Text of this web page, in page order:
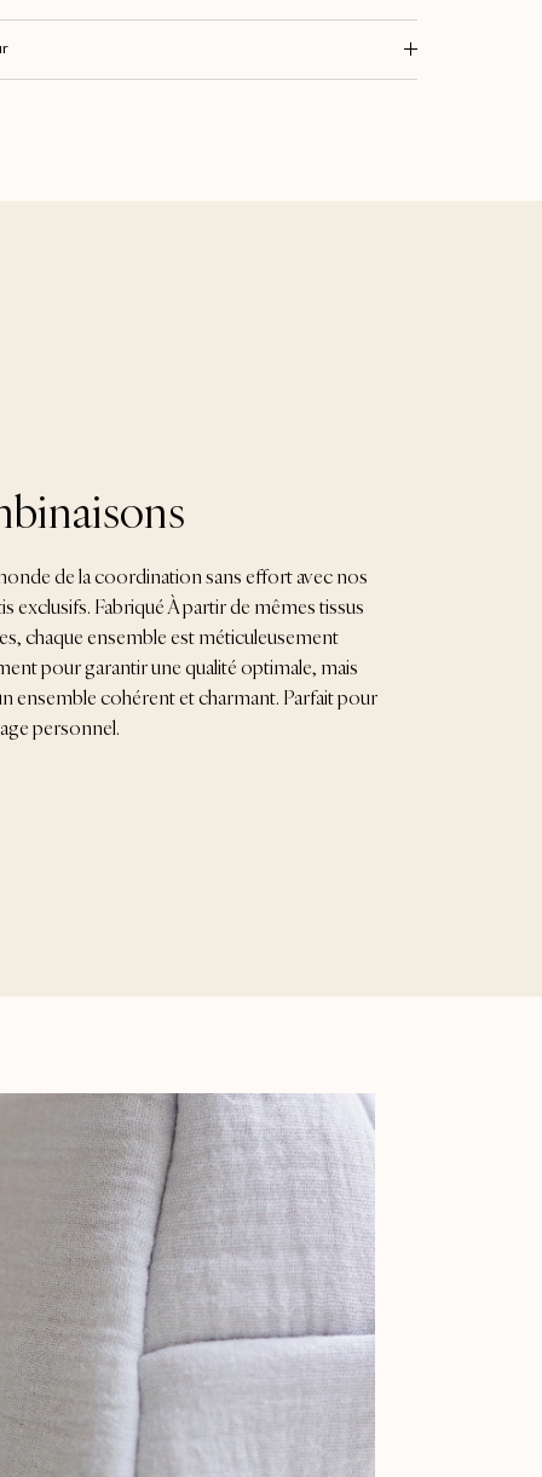
de la coordination sans effort avec nos
exclusifs. Fabriqué À partir de mêmes tissus
chaque ensemble est méticuleusement
pour garantir une qualité optimale, mais
ensemble cohérent et charmant. Parfait pour
personnel.